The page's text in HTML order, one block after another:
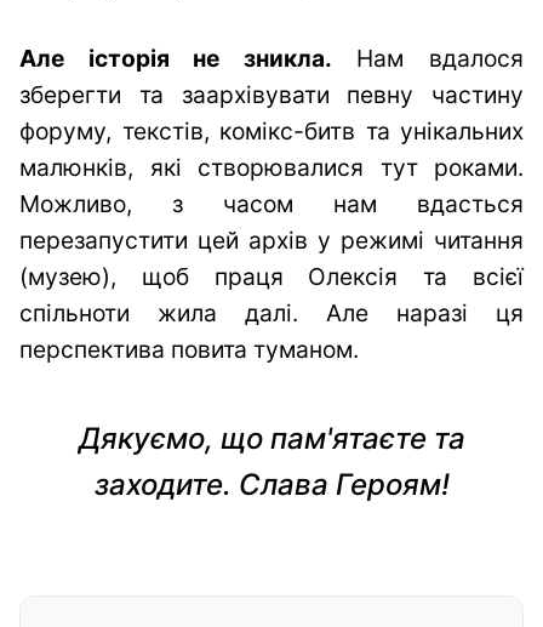
Але історія не зникла. Нам вдалося
зберегти та заархівувати певну частину
форуму, текстів, комікс-битв та унікальних
малюнків, які створювалися тут роками.
Можливо, з часом нам вдасться
перезапустити цей архів у режимі читання
(музею), щоб праця Олексія та всієї
спільноти жила далі. Але наразі ця
перспектива повита туманом.
Дякуємо, що пам'ятаєте та
заходите. Слава Героям!